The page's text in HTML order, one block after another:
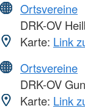
Ortsvereine
DRK-OV
Karte: Link
Ortsvereine
DRK-OV
Karte: Link